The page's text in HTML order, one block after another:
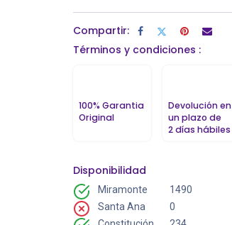
Compartir:
Términos y condiciones :
100% Garantia
Original
Devolución en
un plazo de
2 días hábiles
Disponibilidad
Miramonte
1490
Santa Ana
0